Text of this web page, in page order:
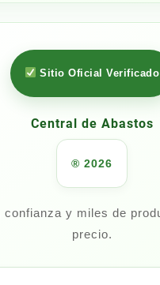
Sitio Oficial Verificado
Central de Abastos
® 2026
confianza y miles de
precio.